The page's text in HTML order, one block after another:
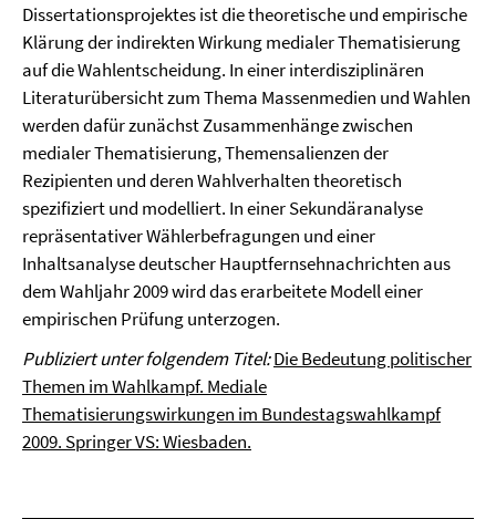
Dissertationsprojektes ist die theoretische und empirische
Klärung der indirekten Wirkung medialer Thematisierung
auf die Wahlentscheidung. In einer interdisziplinären
Literaturübersicht zum Thema Massenmedien und Wahlen
werden dafür zunächst Zusammenhänge zwischen
medialer Thematisierung, Themensalienzen der
Rezipienten und deren Wahlverhalten theoretisch
spezifiziert und modelliert. In einer Sekundäranalyse
repräsentativer Wählerbefragungen und einer
Inhaltsanalyse deutscher Hauptfernsehnachrichten aus
dem Wahljahr 2009 wird das erarbeitete Modell einer
empirischen Prüfung unterzogen.
Publiziert unter folgendem Titel:Die Bedeutung politischer
Themen im Wahlkampf. Mediale
Thematisierungswirkungen im Bundestagswahlkampf
2009. Springer VS: Wiesbaden.